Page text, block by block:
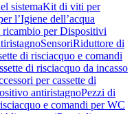
sistemaKit di viti per
l’Igiene dell’acqua
ricambio per Dispositivi
SensoriRiduttore di
di risciacquo e comandi
di risciacquo da incasso
per cassette di
antiristagnoPezzi di
e comandi per WC